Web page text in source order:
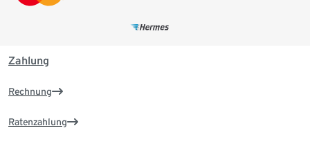
Zahlung
Rechnung
Ratenzahlung